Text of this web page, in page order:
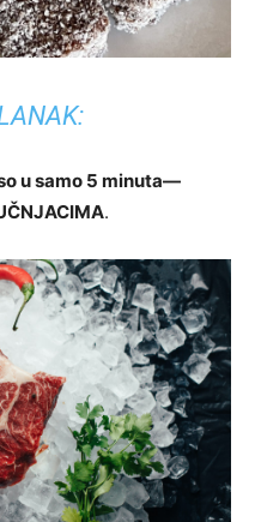
u samo 5 minuta—
.